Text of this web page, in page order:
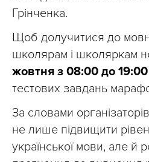
Грінченка.
Щоб долучитися до
школярам і школяркам
жовтня з 08:00 до 19:00
тестових завдань
За словами
не лише підвищити
української мови, але й